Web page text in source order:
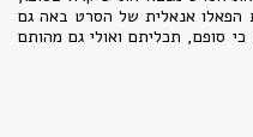
הפאלו אנאלית של הסרט באה גם
כי סופם, תכליתם ואולי גם מהותם